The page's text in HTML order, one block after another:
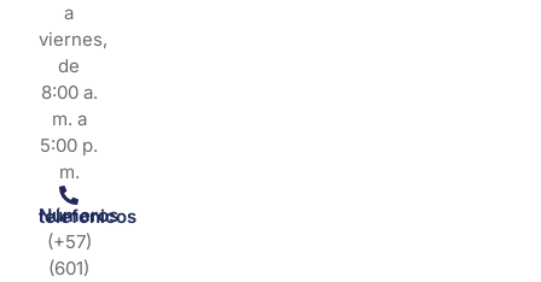
a
viernes,
de
8:00 a.
m. a
5:00 p.
m.
Números telefonicos
(+57)
(601)